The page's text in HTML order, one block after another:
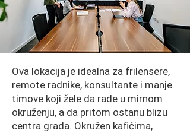
Ova lokacija je idealna za frilensere,
remote radnike, konsultante i manje
timove koji žele da rade u mirnom
okruženju, a da pritom ostanu blizu
centra grada. Okružen kafićima,